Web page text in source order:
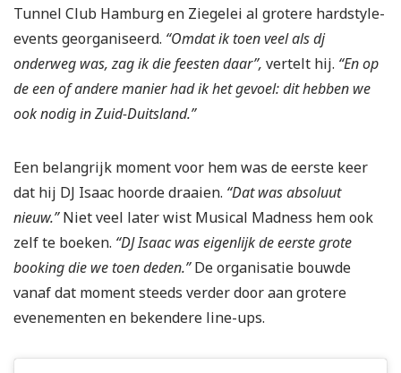
Tunnel Club Hamburg en Ziegelei al grotere hardstyle-
events georganiseerd. “Omdat ik toen veel als dj
onderweg was, zag ik die feesten daar”, vertelt hij. “En op
de een of andere manier had ik het gevoel: dit hebben we
ook nodig in Zuid-Duitsland.”
Een belangrijk moment voor hem was de eerste keer
dat hij DJ Isaac hoorde draaien. “Dat was absoluut
nieuw.”Niet veel later wist Musical Madness hem ook
zelf te boeken. “DJ Isaac was eigenlijk de eerste grote
booking die we toen deden.”De organisatie bouwde
vanaf dat moment steeds verder door aan grotere
evenementen en bekendere line-ups.